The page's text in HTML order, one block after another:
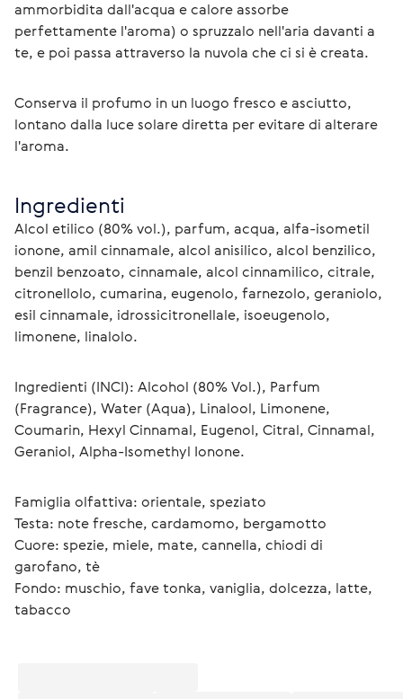
ammorbidita dall'acqua e calore assorbe
perfettamente l'aroma) o spruzzalo nell'aria davanti a
te, e poi passa attraverso la nuvola che ci si è creata.
Conserva il profumo in un luogo fresco e asciutto,
lontano dalla luce solare diretta per evitare di alterare
l'aroma.
Ingredienti
Alcol etilico (80% vol.), parfum, acqua, alfa-isometil
ionone, amil cinnamale, alcol anisilico, alcol benzilico,
benzil benzoato, cinnamale, alcol cinnamilico, citrale,
citronellolo, cumarina, eugenolo, farnezolo, geraniolo,
esil cinnamale, idrossicitronellale, isoeugenolo,
limonene, linalolo.
Ingredienti (INCI): Alcohol (80% Vol.), Parfum
(Fragrance), Water (Aqua), Linalool, Limonene,
Coumarin, Hexyl Cinnamal, Eugenol, Citral, Cinnamal,
Geraniol, Alpha-Isomethyl Ionone.
Famiglia olfattiva: orientale, speziato
Testa: note fresche, cardamomo, bergamotto
Cuore: spezie, miele, mate, cannella, chiodi di
garofano, tè
Fondo: muschio, fave tonka, vaniglia, dolcezza, latte,
tabacco